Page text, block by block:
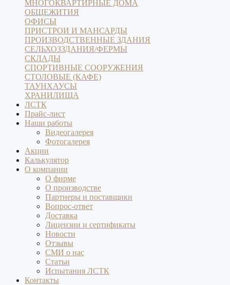
МНОГОКВАРТИРНЫЕ ДОМА
ОБЩЕЖИТИЯ
ОФИСЫ
ПРИСТРОИ И МАНСАРДЫ
ПРОИЗВОДСТВЕННЫЕ ЗДАНИЯ
СЕЛЬХОЗЗДАНИЯ/ФЕРМЫ
СКЛАДЫ
СПОРТИВНЫЕ СООРУЖЕНИЯ
СТОЛОВЫЕ (КАФЕ)
ТАУНХАУСЫ
ХРАНИЛИЩА
ЛСТК
Прайс-лист
Наши работы
Видеогалерея
Фотогалерея
Акции
Калькулятор
О компании
О фирме
О производстве
Партнеры и поставщики
Вопрос-ответ
Доставка
Лицензии и сертификаты
Новости
Отзывы
СМИ о нас
Статьи
Испытания ЛСТК
Контакты